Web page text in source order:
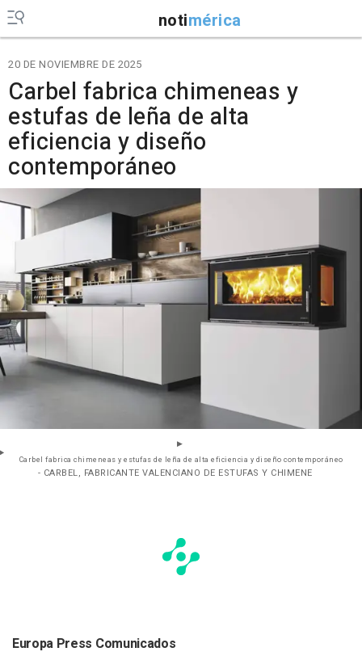
notimérica
20 DE NOVIEMBRE DE 2025
Carbel fabrica chimeneas y
estufas de leña de alta
eficiencia y diseño
contemporáneo
Carbel fabrica chimeneas y estufas de leña de alta eficiencia y diseño contemporáneo
- CARBEL, FABRICANTE VALENCIANO DE ESTUFAS Y CHIMENE
Europa Press Comunicados